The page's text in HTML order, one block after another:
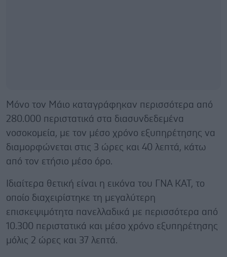
Μόνο τον Μάιο καταγράφηκαν περισσότερα από
280.000 περιστατικά στα διασυνδεδεμένα
νοσοκομεία, με τον μέσο χρόνο εξυπηρέτησης να
διαμορφώνεται στις 3 ώρες και 40 λεπτά, κάτω
από τον ετήσιο μέσο όρο.
Ιδιαίτερα θετική είναι η εικόνα του ΓΝΑ ΚΑΤ, το
οποίο διαχειρίστηκε τη μεγαλύτερη
επισκεψιμότητα πανελλαδικά με περισσότερα από
10.300 περιστατικά και μέσο χρόνο εξυπηρέτησης
μόλις 2 ώρες και 37 λεπτά.